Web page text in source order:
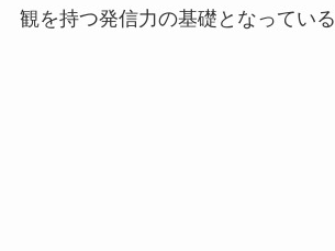
観を持つ発信力の基礎となっている